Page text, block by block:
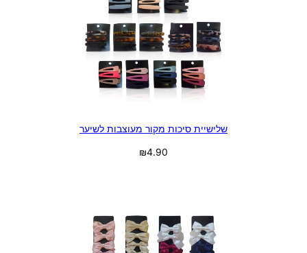
שלישיית סיכות מקור מעוצבות לשיער
₪4.90